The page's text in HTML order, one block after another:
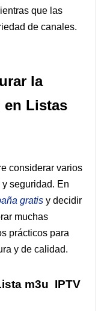
que las
de canales.
la
en Listas
considerar varios
seguridad. En
gratis y decidir
muchas
prácticos para
y de calidad.
m3u IPTV